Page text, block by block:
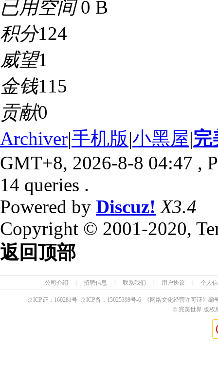
已用空间0 B
积分124
威望1
金钱115
贡献0
Archiver|手机版|小黑屋|完
GMT+8, 2026-8-8 04:47 ,
14 queries .
Powered by Discuz! X3.4
Copyright © 2001-2020,
返回顶部
公司介绍 招聘信息 联系我们 用户协议 个人
京ICP证： 160281号 京ICP备： 15025398号-6 《网络文化经营许可证》编
© 完美世界 版权